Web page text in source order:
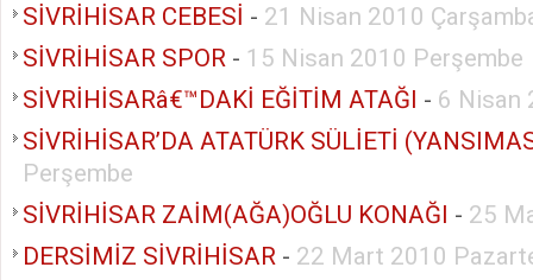
SİVRİHİSAR CEBESİ - 21 Nisan 2010
SİVRİHİSAR SPOR - 15 Nisan 2010 Perşembe
SİVRİHİSARâ€™DAKİ EĞİTİM ATAĞI - 6 Nisan
Perşembe
SİVRİHİSAR ZAİM(AĞA)OĞLU KONAĞI - 25
DERSİMİZ SİVRİHİSAR - 22 Mart 2010